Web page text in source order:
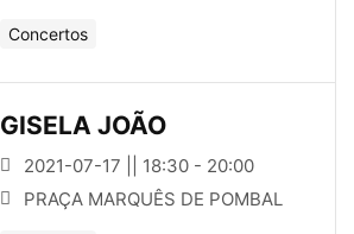
Concertos
GISELA JOÃO
2021-07-17 || 18:30 - 20:00
PRAÇA MARQUÊS DE POMBAL